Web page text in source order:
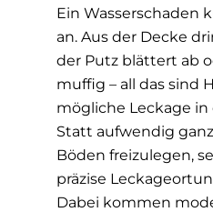
Ein Wasserschaden
an. Aus der Decke
der Putz blättert ab
muffig – all das sind
mögliche Leckage
Statt aufwendig
Böden freizulegen,
präzise
Dabei kommen